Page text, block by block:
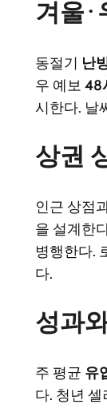
겨울·
동절기 난
우 예보 48
시한다. 날
상권
인근 상점
을 설계한
병행한다.
다.
성과
주 평균 유
다. 청년